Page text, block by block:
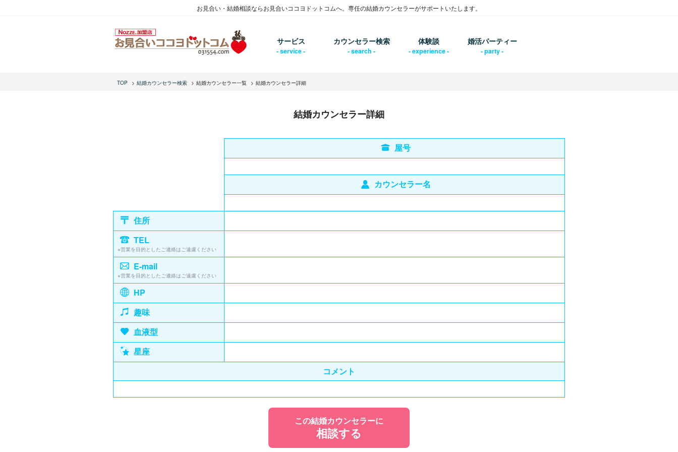
お見合い・結婚相談ならお見合いココヨドットコムへ。専任の結婚カウンセラーがサポートいたします。
サービス カウンセラー検索 体験談 婚活パーティー
TOP 結婚カウンセラー検索 結婚カウンセラー一覧 結婚カウンセラー詳細
結婚カウンセラー詳細
屋号
カウンセラー名
住所
TEL
※営業を目的としたご連絡はご遠慮ください
E-mail
※営業を目的としたご連絡はご遠慮ください
HP
趣味
血液型
星座
コメント
この結婚カウンセラーに
相談する